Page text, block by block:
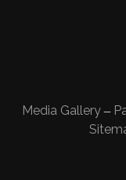
Media Gallery —